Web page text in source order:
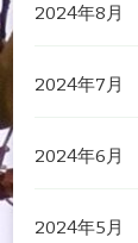
2024年8月
2024年7月
2024年6月
2024年5月